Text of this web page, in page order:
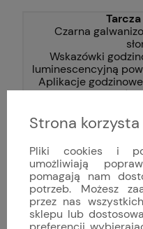
Czarna
Wskazówki
luminescencyjną
Aplikacje
powłoką
Dwuletnia
Dwuletnia polska
(najwyższy poziom
Pliki do pobrania:
[PDF] Instrukcja
Strona
Pliki cookies i
umożliwiają
pomagają nam
potrzeb. Możesz
przez nas
sklepu lub